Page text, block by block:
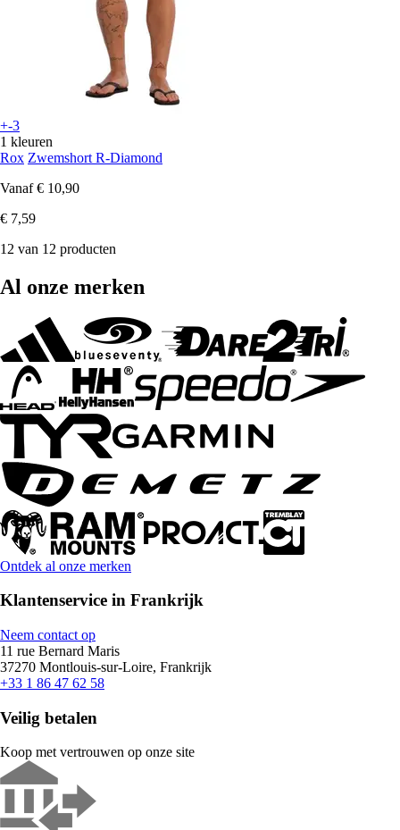
+-3
1 kleuren
Rox Zwemshort R-Diamond
Vanaf € 10,90
€ 7,59
12 van 12 producten
Al onze merken
Ontdek al onze merken
Klantenservice in Frankrijk
Neem contact op
11 rue Bernard Maris
37270 Montlouis-sur-Loire, Frankrijk
+33 1 86 47 62 58
Veilig betalen
Koop met vertrouwen op onze site